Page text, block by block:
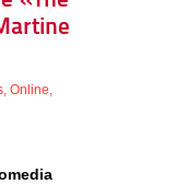
Online